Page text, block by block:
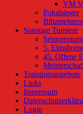
VM
Pokalsieger
Sonstige Turniere
5.
45. Offene
Trainingsangebote
Links
Impressum
Login